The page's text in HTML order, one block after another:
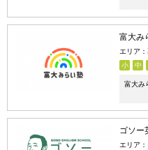
富大み
エリア：
小
中
富大み
ゴソー
エリア